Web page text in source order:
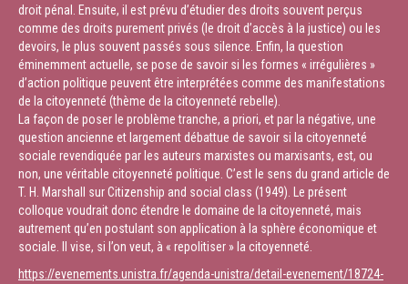
droit pénal. Ensuite, il est prévu d’étudier des droits souvent perçus
comme des droits purement privés (le droit d’accès à la justice) ou les
devoirs, le plus souvent passés sous silence. Enfin, la question
éminemment actuelle, se pose de savoir si les formes « irrégulières »
d’action politique peuvent être interprétées comme des manifestations
de la citoyenneté (thème de la citoyenneté rebelle).
La façon de poser le problème tranche, a priori, et par la négative, une
question ancienne et largement débattue de savoir si la citoyenneté
sociale revendiquée par les auteurs marxistes ou marxisants, est, ou
non, une véritable citoyenneté politique. C’est le sens du grand article de
T. H. Marshall sur Citizenship and social class (1949). Le présent
colloque voudrait donc étendre le domaine de la citoyenneté, mais
autrement qu’en postulant son application à la sphère économique et
sociale. Il vise, si l’on veut, à « repolitiser » la citoyenneté.
https://evenements.unistra.fr/agenda-unistra/detail-evenement/18724-